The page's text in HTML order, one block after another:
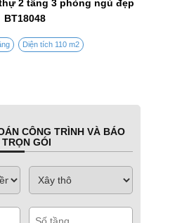
2 tầng 3 phòng ngủ đẹp
BT18048
Diện tích 110 m2
CÔNG TRÌNH VÀ BÁO
GÓI